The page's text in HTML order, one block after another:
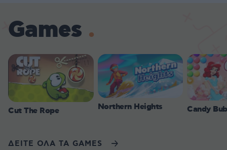
Games
Cut The Rope Northern Heights Candy
ΔΕΙΤΕ ΟΛΑ ΤΑ GAMES